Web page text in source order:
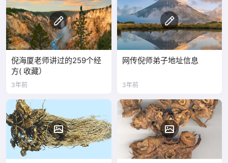
倪海厦老师讲过的259个经
方( 收藏）
3年前
网传倪师弟子地址信息
3年前